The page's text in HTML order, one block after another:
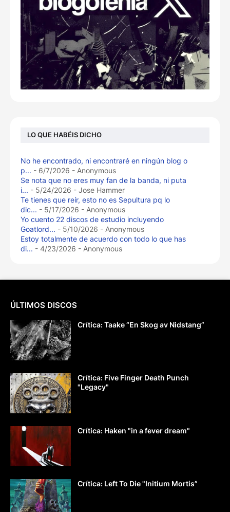
LO QUE HABÉIS DICHO
No he encontrado, ni encontraré en ningún blog o
p... - 6/7/2026 - Anonymous
Se nota que no eres muy fan de la banda, ni puta
i... - 5/24/2026 - Jose Hammer
Te tienes que reír, esto no es Sepultura pq lo
dic... - 5/17/2026 - Anonymous
Yo cuento 22 discos de estudio incluyendo
Goatlord... - 5/10/2026 - Anonymous
Estoy totalmente de acuerdo con todo lo que has
di... - 4/23/2026 - Anonymous
ÚLTIMOS DISCOS
Crítica: Taake “En Skog av Nidstang”
Crítica: Five Finger Death Punch
"Legacy"
Crítica: Haken "in a fever dream"
Crítica: Left To Die "Initium Mortis”